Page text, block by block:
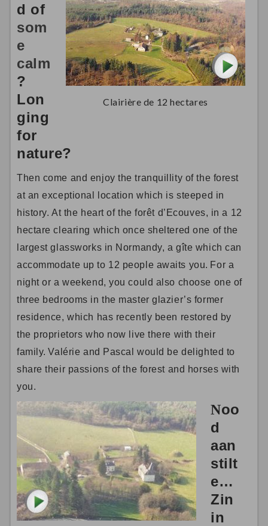
Clairière de 12 hectares
d of
som
e
calm
?
Lon
ging
for
nature?
Then come and enjoy the tranquillity of the forest
at an exceptional location which is steeped in
history. At the heart of the forêt d’Ecouves, in a 12
hectare clearing which once sheltered one of the
largest glassworks in Normandy, a gîte which can
accommodate up to 12 people awaits you. For a
night or a weekend, you could also choose one of
three bedrooms in the master glazier’s former
residence, which has recently been restored by
the proprietors who now live there with their
family. Valérie and Pascal would be delighted to
share their passions of the forest and horses with
you.
Noo
d
aan
stilt
e…
Zin
in